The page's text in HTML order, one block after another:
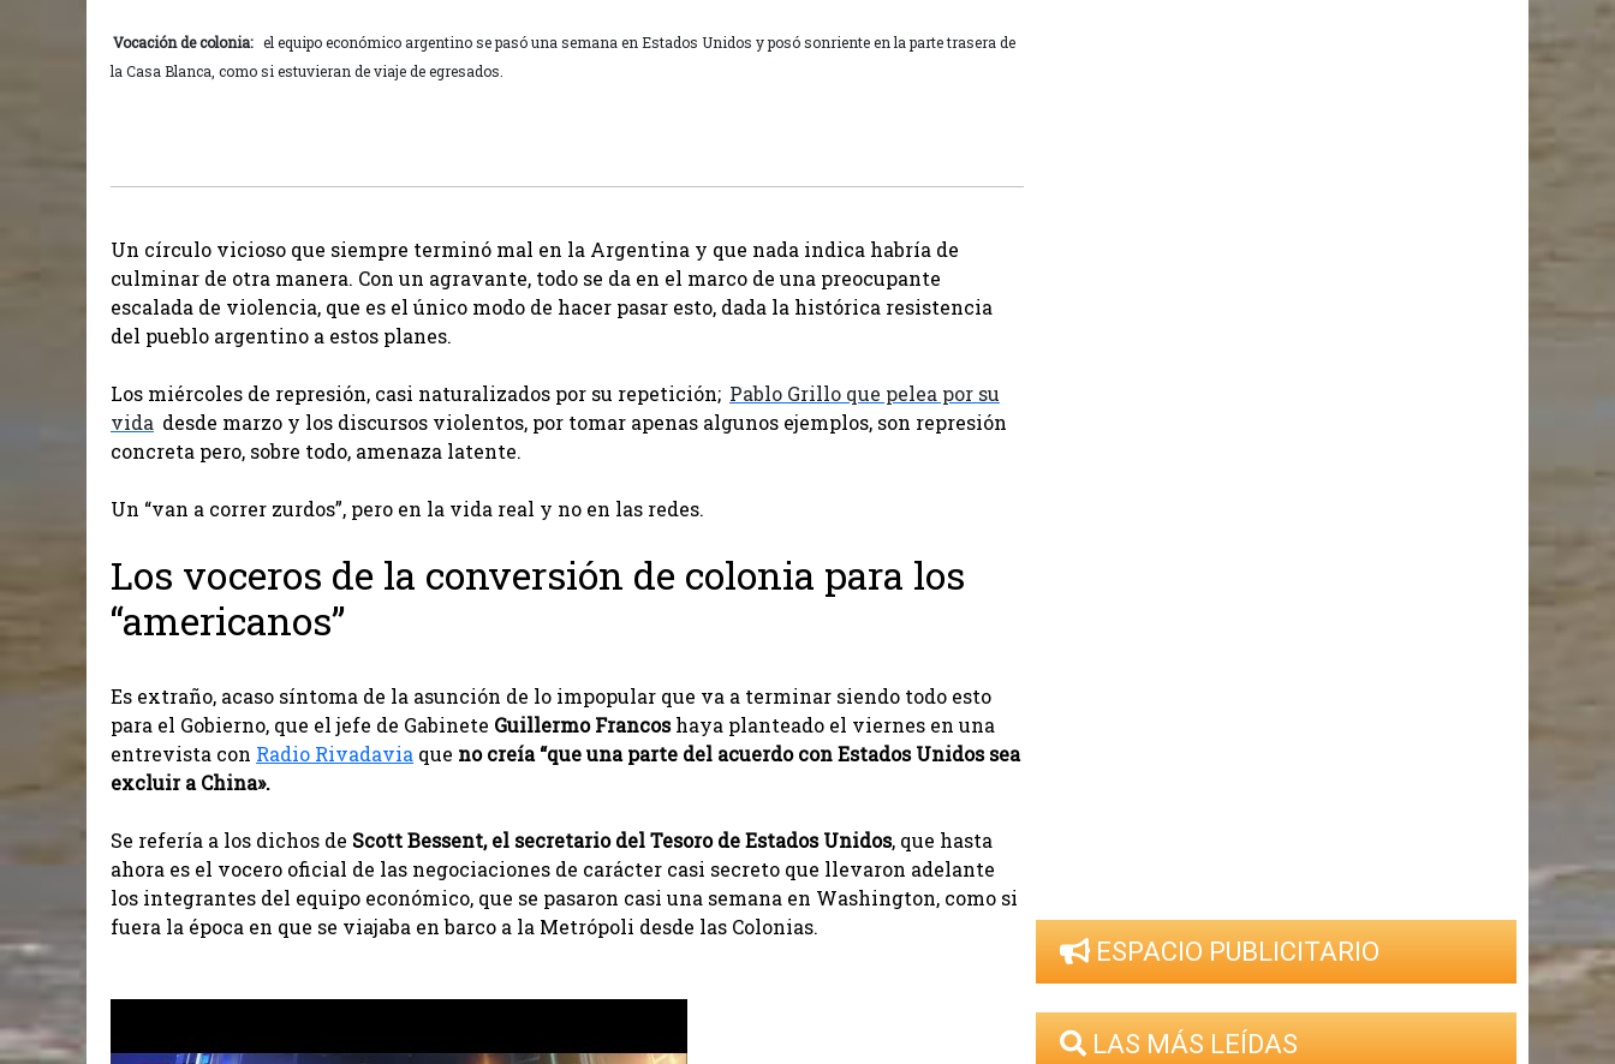
Vocación de colonia: el equipo económico argentino se pasó una semana en Estados Unidos y posó sonriente en la parte trasera de
la Casa Blanca, como si estuvieran de viaje de egresados.
Un círculo vicioso que siempre terminó mal en la Argentina y que nada indica habría de
culminar de otra manera. Con un agravante, todo se da en el marco de una preocupante
escalada de violencia, que es el único modo de hacer pasar esto, dada la histórica resistencia
del pueblo argentino a estos planes.
Los miércoles de represión, casi naturalizados por su repetición; Pablo Grillo que pelea por su
vida desde marzo y los discursos violentos, por tomar apenas algunos ejemplos, son represión
concreta pero, sobre todo, amenaza latente.
Un “van a correr zurdos”, pero en la vida real y no en las redes.
Los voceros de la conversión de colonia para los
“americanos”
Es extraño, acaso síntoma de la asunción de lo impopular que va a terminar siendo todo esto
para el Gobierno, que el jefe de Gabinete Guillermo Francoshaya planteado el viernes en una
entrevista con Radio Rivadavia que no creía “que una parte del acuerdo con Estados Unidos sea
excluir a China».
Se refería a los dichos de Scott Bessent, el secretario del Tesoro de Estados Unidos, que hasta
ahora es el vocero oficial de las negociaciones de carácter casi secreto que llevaron adelante
los integrantes del equipo económico, que se pasaron casi una semana en Washington, como si
fuera la época en que se viajaba en barco a la Metrópoli desde las Colonias.
ESPACIO PUBLICITARIO
LAS MÁS LEÍDAS